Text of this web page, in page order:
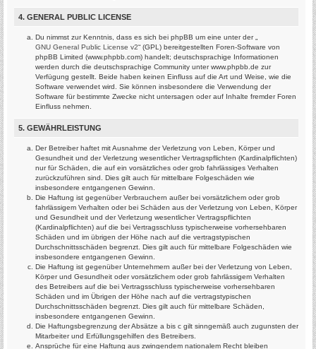
4. GENERAL PUBLIC LICENSE
Du nimmst zur Kenntnis, dass es sich bei phpBB um eine unter der „
GNU General Public License v2“ (GPL) bereitgestellten Foren-Software von
phpBB Limited (www.phpbb.com) handelt; deutschsprachige Informationen
werden durch die deutschsprachige Community unter www.phpbb.de zur
Verfügung gestellt. Beide haben keinen Einfluss auf die Art und Weise, wie die
Software verwendet wird. Sie können insbesondere die Verwendung der
Software für bestimmte Zwecke nicht untersagen oder auf Inhalte fremder Foren
Einfluss nehmen.
5. GEWÄHRLEISTUNG
Der Betreiber haftet mit Ausnahme der Verletzung von Leben, Körper und
Gesundheit und der Verletzung wesentlicher Vertragspflichten (Kardinalpflichten)
nur für Schäden, die auf ein vorsätzliches oder grob fahrlässiges Verhalten
zurückzuführen sind. Dies gilt auch für mittelbare Folgeschäden wie
insbesondere entgangenen Gewinn.
Die Haftung ist gegenüber Verbrauchern außer bei vorsätzlichem oder grob
fahrlässigem Verhalten oder bei Schäden aus der Verletzung von Leben, Körper
und Gesundheit und der Verletzung wesentlicher Vertragspflichten
(Kardinalpflichten) auf die bei Vertragsschluss typischerweise vorhersehbaren
Schäden und im übrigen der Höhe nach auf die vertragstypischen
Durchschnittsschäden begrenzt. Dies gilt auch für mittelbare Folgeschäden wie
insbesondere entgangenen Gewinn.
Die Haftung ist gegenüber Unternehmern außer bei der Verletzung von Leben,
Körper und Gesundheit oder vorsätzlichem oder grob fahrlässigem Verhalten
des Betreibers auf die bei Vertragsschluss typischerweise vorhersehbaren
Schäden und im Übrigen der Höhe nach auf die vertragstypischen
Durchschnittsschäden begrenzt. Dies gilt auch für mittelbare Schäden,
insbesondere entgangenen Gewinn.
Die Haftungsbegrenzung der Absätze a bis c gilt sinngemäß auch zugunsten der
Mitarbeiter und Erfüllungsgehilfen des Betreibers.
Ansprüche für eine Haftung aus zwingendem nationalem Recht bleiben